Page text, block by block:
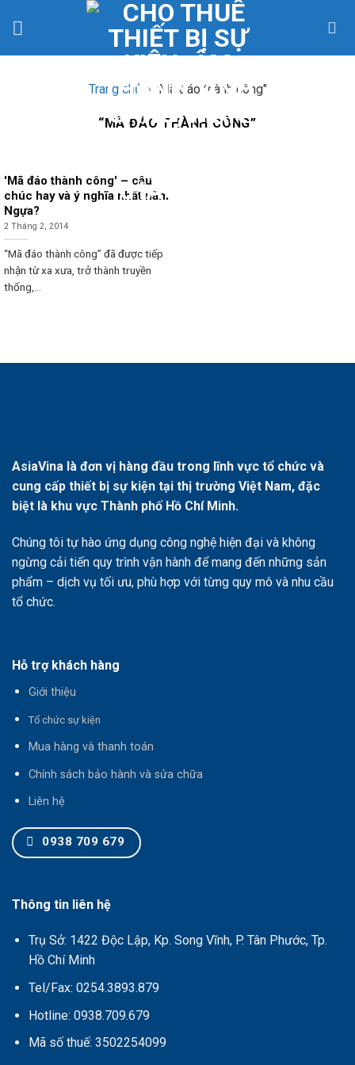
Trang chủ » "Mã đáo thành công"
“MÃ ĐÁO THÀNH CÔNG”
'Mã đáo thành công' – câu
chúc hay và ý nghĩa nhất năm
Ngựa?
2 Tháng 2, 2014
“Mã đáo thành công” đã được tiếp
nhận từ xa xưa, trở thành truyền
thống,...
AsiaVina là đơn vị hàng đầu trong lĩnh vực tổ chức và
cung cấp thiết bị sự kiện tại thị trường Việt Nam, đặc
biệt là khu vực Thành phố Hồ Chí Minh.
Chúng tôi tự hào ứng dụng công nghệ hiện đại và không
ngừng cải tiến quy trình vận hành để mang đến những sản
phẩm – dịch vụ tối ưu, phù hợp với từng quy mô và nhu cầu
tổ chức.
Hỗ trợ khách hàng
Giới thiệu
Tổ chức sự kiện
Mua hàng và thanh toán
Chính sách bảo hành và sửa chữa
Liên hệ
0938 709 679
Thông tin liên hệ
Trụ Sở: 1422 Độc Lập, Kp. Song Vĩnh, P. Tân Phước, Tp.
Hồ Chí Minh
Tel/Fax: 0254.3893.879
Hotline: 0938.709.679
Mã số thuế: 3502254099